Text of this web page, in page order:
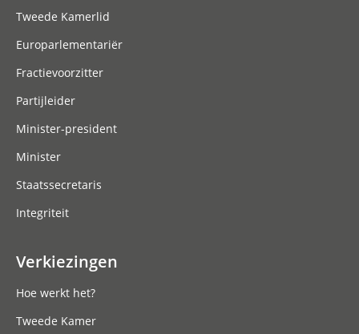
Tweede Kamerlid
Europarlementariër
Fractievoorzitter
Partijleider
Minister-president
Minister
Staatssecretaris
Integriteit
Verkiezingen
Hoe werkt het?
Tweede Kamer